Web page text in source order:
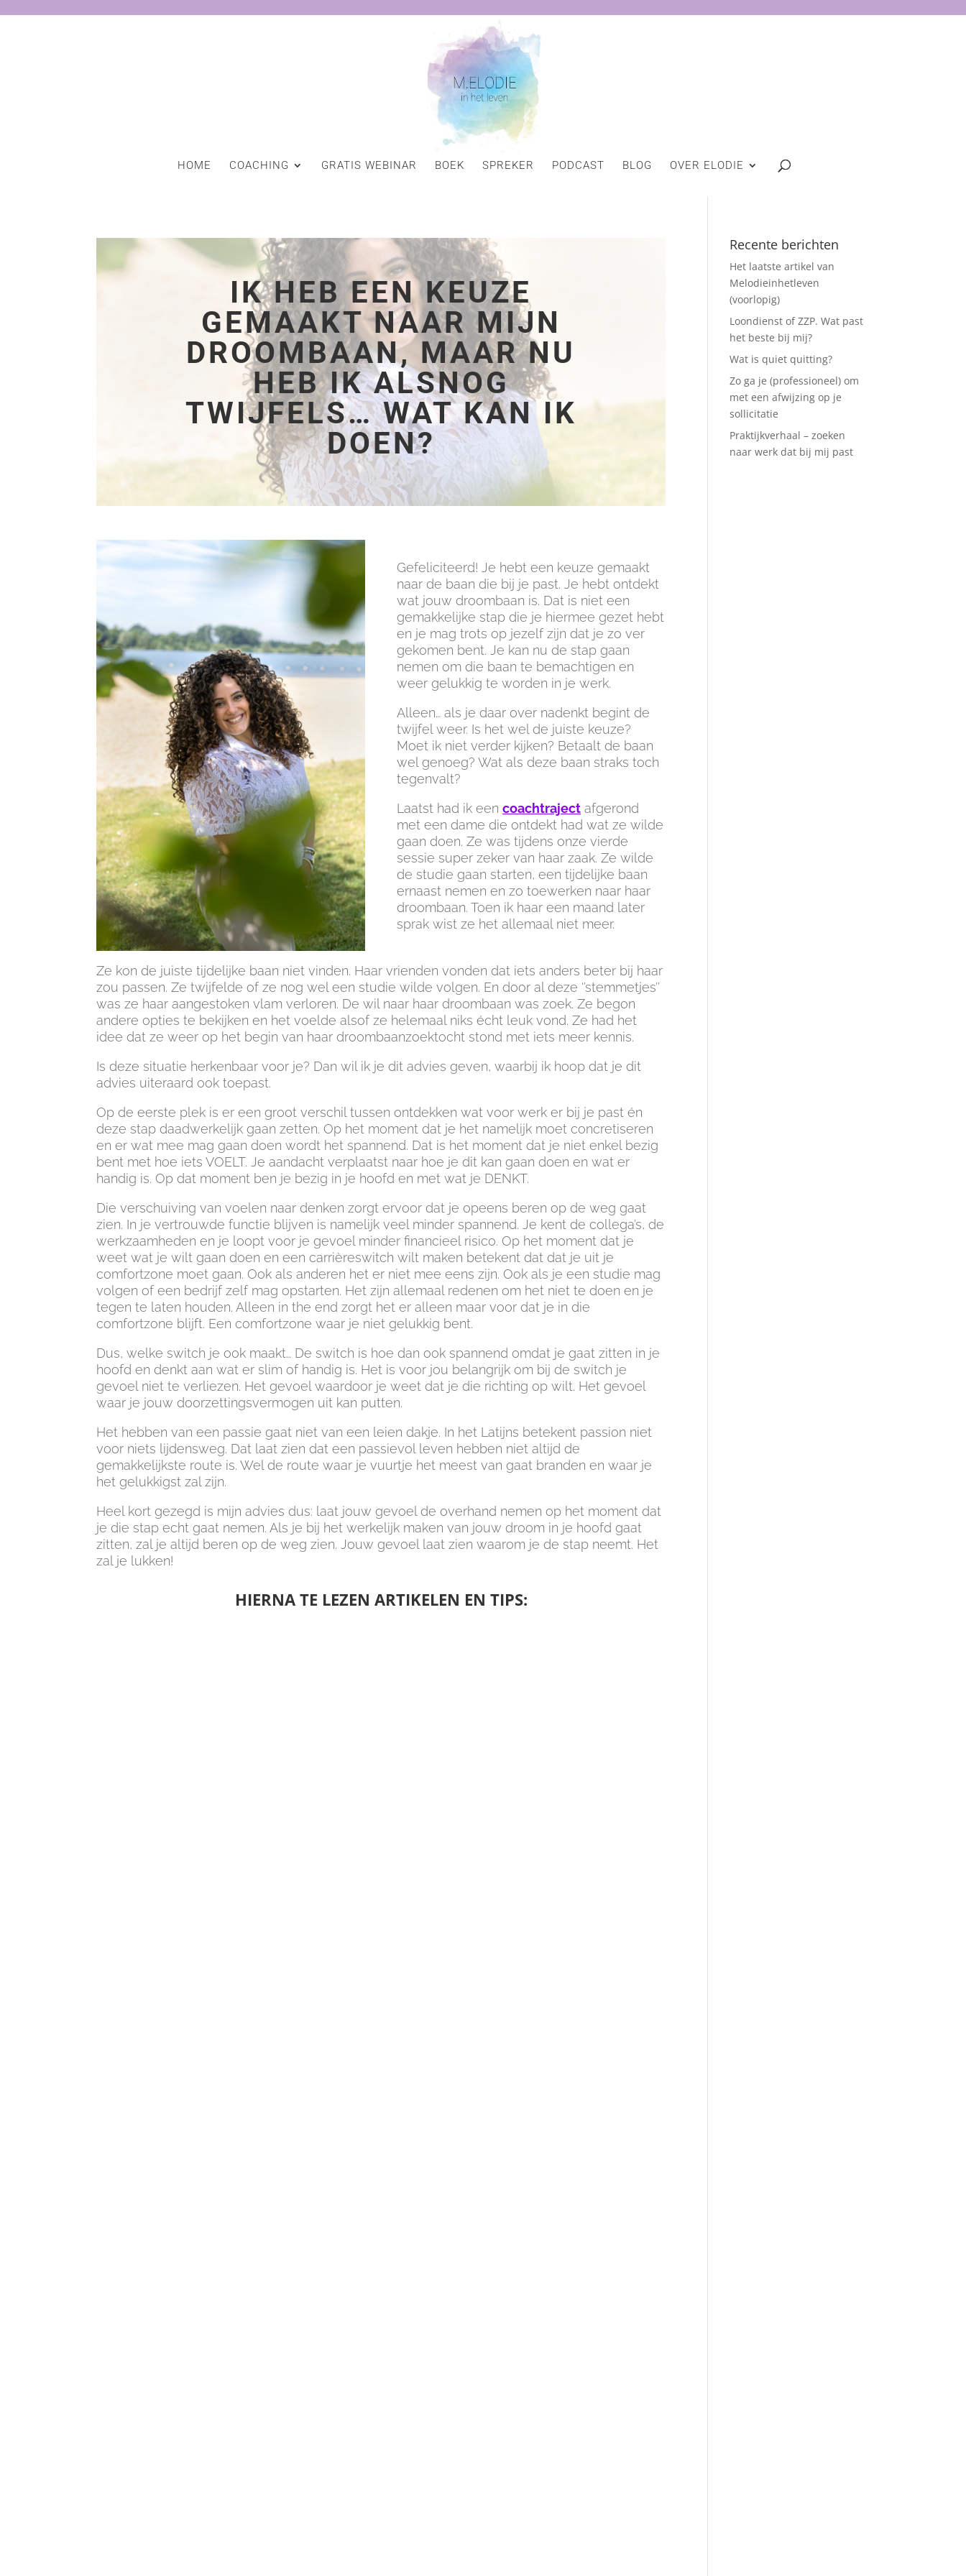
HOME COACHING GRATIS WEBINAR BOEK SPREKER PODCAST BLOG OVER ELODIE
IK HEB EEN KEUZE
GEMAAKT NAAR MIJN
DROOMBAAN, MAAR NU
HEB IK ALSNOG
TWIJFELS… WAT KAN IK
DOEN?
Gefeliciteerd! Je hebt een keuze gemaakt
naar de baan die bij je past. Je hebt ontdekt
wat jouw droombaan is. Dat is niet een
gemakkelijke stap die je hiermee gezet hebt
en je mag trots op jezelf zijn dat je zo ver
gekomen bent. Je kan nu de stap gaan
nemen om die baan te bemachtigen en
weer gelukkig te worden in je werk.
Alleen… als je daar over nadenkt begint de
twijfel weer. Is het wel de juiste keuze?
Moet ik niet verder kijken? Betaalt de baan
wel genoeg? Wat als deze baan straks toch
tegenvalt?
Laatst had ik een coachtrajectafgerond
met een dame die ontdekt had wat ze wilde
gaan doen. Ze was tijdens onze vierde
sessie super zeker van haar zaak. Ze wilde
de studie gaan starten, een tijdelijke baan
ernaast nemen en zo toewerken naar haar
droombaan. Toen ik haar een maand later
sprak wist ze het allemaal niet meer.
Ze kon de juiste tijdelijke baan niet vinden. Haar vrienden vonden dat iets anders beter bij haar
zou passen. Ze twijfelde of ze nog wel een studie wilde volgen. En door al deze ‘’stemmetjes’’
was ze haar aangestoken vlam verloren. De wil naar haar droombaan was zoek. Ze begon
andere opties te bekijken en het voelde alsof ze helemaal niks écht leuk vond. Ze had het
idee dat ze weer op het begin van haar droombaanzoektocht stond met iets meer kennis.
Is deze situatie herkenbaar voor je? Dan wil ik je dit advies geven, waarbij ik hoop dat je dit
advies uiteraard ook toepast.
Op de eerste plek is er een groot verschil tussen ontdekken wat voor werk er bij je past én
deze stap daadwerkelijk gaan zetten. Op het moment dat je het namelijk moet concretiseren
en er wat mee mag gaan doen wordt het spannend. Dat is het moment dat je niet enkel bezig
bent met hoe iets VOELT. Je aandacht verplaatst naar hoe je dit kan gaan doen en wat er
handig is. Op dat moment ben je bezig in je hoofd en met wat je DENKT.
Die verschuiving van voelen naar denken zorgt ervoor dat je opeens beren op de weg gaat
zien. In je vertrouwde functie blijven is namelijk veel minder spannend. Je kent de collega’s, de
werkzaamheden en je loopt voor je gevoel minder financieel risico. Op het moment dat je
weet wat je wilt gaan doen en een carrièreswitch wilt maken betekent dat dat je uit je
comfortzone moet gaan. Ook als anderen het er niet mee eens zijn. Ook als je een studie mag
volgen of een bedrijf zelf mag opstarten. Het zijn allemaal redenen om het niet te doen en je
tegen te laten houden. Alleen in the end zorgt het er alleen maar voor dat je in die
comfortzone blijft. Een comfortzone waar je niet gelukkig bent.
Dus, welke switch je ook maakt… De switch is hoe dan ook spannend omdat je gaat zitten in je
hoofd en denkt aan wat er slim of handig is. Het is voor jou belangrijk om bij de switch je
gevoel niet te verliezen. Het gevoel waardoor je weet dat je die richting op wilt. Het gevoel
waar je jouw doorzettingsvermogen uit kan putten.
Het hebben van een passie gaat niet van een leien dakje. In het Latijns betekent passion niet
voor niets lijdensweg. Dat laat zien dat een passievol leven hebben niet altijd de
gemakkelijkste route is. Wel de route waar je vuurtje het meest van gaat branden en waar je
het gelukkigst zal zijn.
Heel kort gezegd is mijn advies dus: laat jouw gevoel de overhand nemen op het moment dat
je die stap echt gaat nemen. Als je bij het werkelijk maken van jouw droom in je hoofd gaat
zitten, zal je altijd beren op de weg zien. Jouw gevoel laat zien waarom je de stap neemt. Het
zal je lukken!
HIERNA TE LEZEN ARTIKELEN EN TIPS:
Recente berichten
Het laatste artikel van
Melodieinhetleven
(voorlopig)
Loondienst of ZZP. Wat past
het beste bij mij?
Wat is quiet quitting?
Zo ga je (professioneel) om
met een afwijzing op je
sollicitatie
Praktijkverhaal – zoeken
naar werk dat bij mij past